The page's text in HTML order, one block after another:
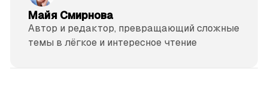
Майя Смирнова
Автор и редактор, превращающий сложные
темы в лёгкое и интересное чтение